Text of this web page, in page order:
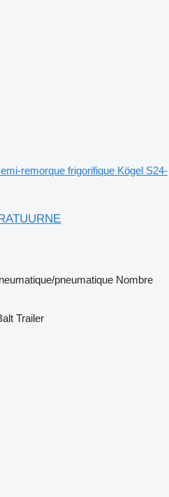
remorque frigorifique Kögel S24-
pneumatique Nombre
Trailer